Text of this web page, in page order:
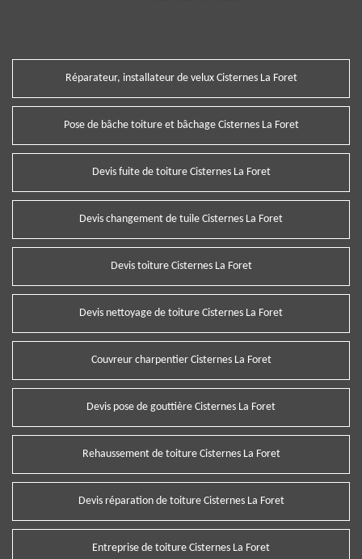
Réparateur, installateur de velux Cisternes La Foret
Pose de bâche toiture et bâchage Cisternes La Foret
Devis fuite de toiture Cisternes La Foret
Devis changement de tuile Cisternes La Foret
Devis toiture Cisternes La Foret
Devis nettoyage de toiture Cisternes La Foret
Couvreur charpentier Cisternes La Foret
Devis pose de gouttière Cisternes La Foret
Rehaussement de toiture Cisternes La Foret
Devis réparation de toiture Cisternes La Foret
Entreprise de toiture Cisternes La Foret